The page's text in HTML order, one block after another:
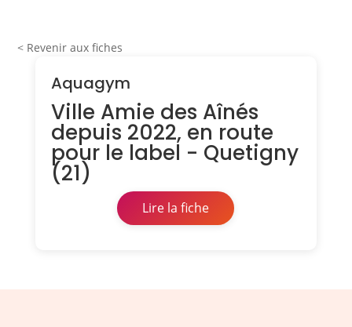
< Revenir aux fiches
Aquagym
Ville Amie des Aînés
depuis 2022, en route
pour le label - Quetigny
(21)
Lire la fiche